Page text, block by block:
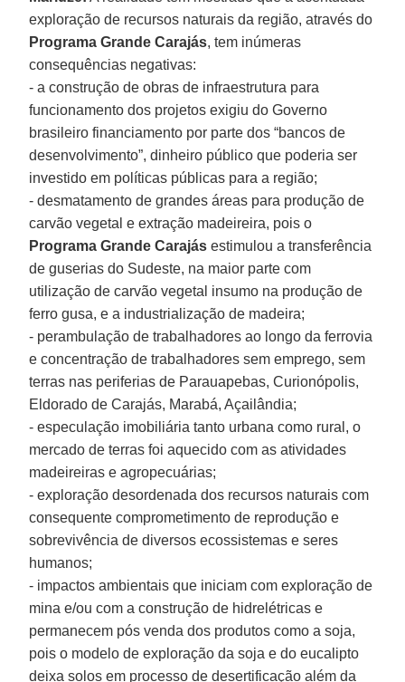
exploração de recursos naturais da região, através do
Programa Grande Carajás, tem inúmeras
consequências negativas:
- a construção de obras de infraestrutura para
funcionamento dos projetos exigiu do Governo
brasileiro financiamento por parte dos “bancos de
desenvolvimento”, dinheiro público que poderia ser
investido em políticas públicas para a região;
- desmatamento de grandes áreas para produção de
carvão vegetal e extração madeireira, pois o
Programa Grande Carajás estimulou a transferência
de guserias do Sudeste, na maior parte com
utilização de carvão vegetal insumo na produção de
ferro gusa, e a industrialização de madeira;
- perambulação de trabalhadores ao longo da ferrovia
e concentração de trabalhadores sem emprego, sem
terras nas periferias de Parauapebas, Curionópolis,
Eldorado de Carajás, Marabá, Açailândia;
- especulação imobiliária tanto urbana como rural, o
mercado de terras foi aquecido com as atividades
madeireiras e agropecuárias;
- exploração desordenada dos recursos naturais com
consequente comprometimento de reprodução e
sobrevivência de diversos ecossistemas e seres
humanos;
- impactos ambientais que iniciam com exploração de
mina e/ou com a construção de hidrelétricas e
permanecem pós venda dos produtos como a soja,
pois o modelo de exploração da soja e do eucalipto
deixa solos em processo de desertificação além da